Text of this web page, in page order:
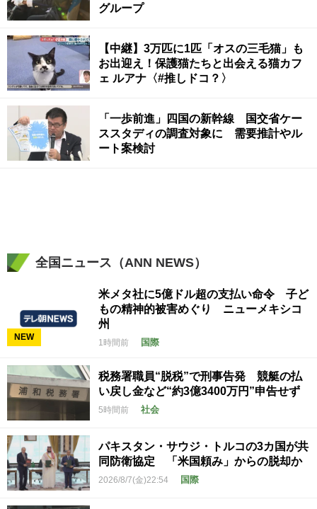
グループ
【中継】3万匹に1匹「オスの三毛猫」も
お出迎え！保護猫たちと出会える猫カフ
ェ ルアナ〈#推しドコ？〉
「一歩前進」四国の新幹線 国交省ケー
ススタディの調査対象に 需要推計やル
ート案検討
全国ニュース（ANN NEWS）
NEW
米メタ社に5億ドル超の支払い命令 子ど
もの精神的被害めぐり ニューメキシコ
州
1時間前 国際
税務署職員“脱税”で刑事告発 競艇の払
い戻し金など“約3億3400万円”申告せず
5時間前 社会
パキスタン・サウジ・トルコの3カ国が共
同防衛協定 「米国頼み」からの脱却か
2026/8/7(金)22:54 国際